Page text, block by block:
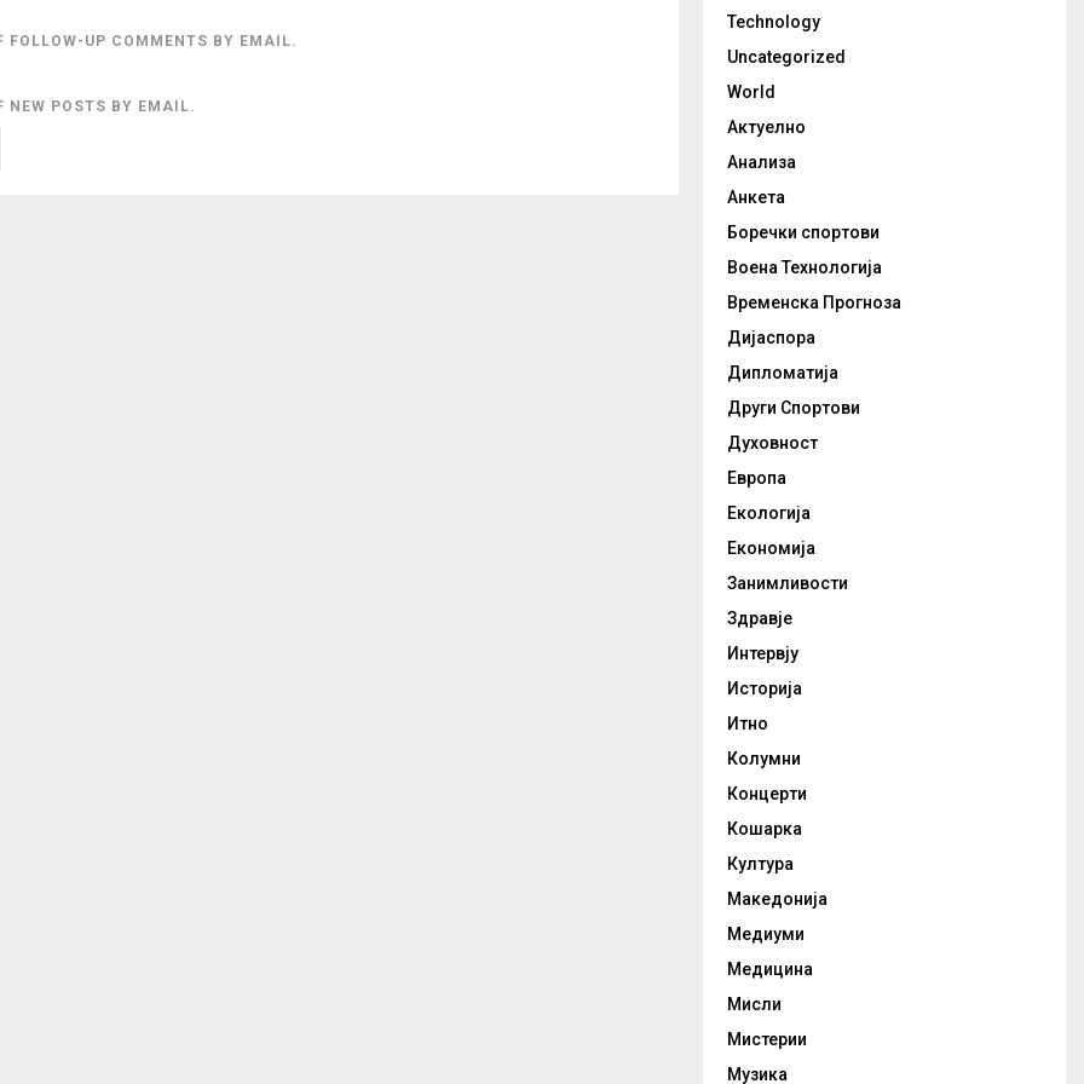
FOLLOW-UP COMMENTS BY EMAIL.
NEW POSTS BY EMAIL.
Technology
Uncategorized
World
Актуелно
Анализа
Анкета
Боречки спортови
Воена Технологија
Временска Прогноза
Дијаспора
Дипломатија
Други Спортови
Духовност
Европа
Екологија
Економија
Занимливости
Здравје
Интервју
Историја
Итно
Колумни
Концерти
Кошарка
Култура
Македонија
Медиуми
Медицина
Мисли
Мистерии
Музика